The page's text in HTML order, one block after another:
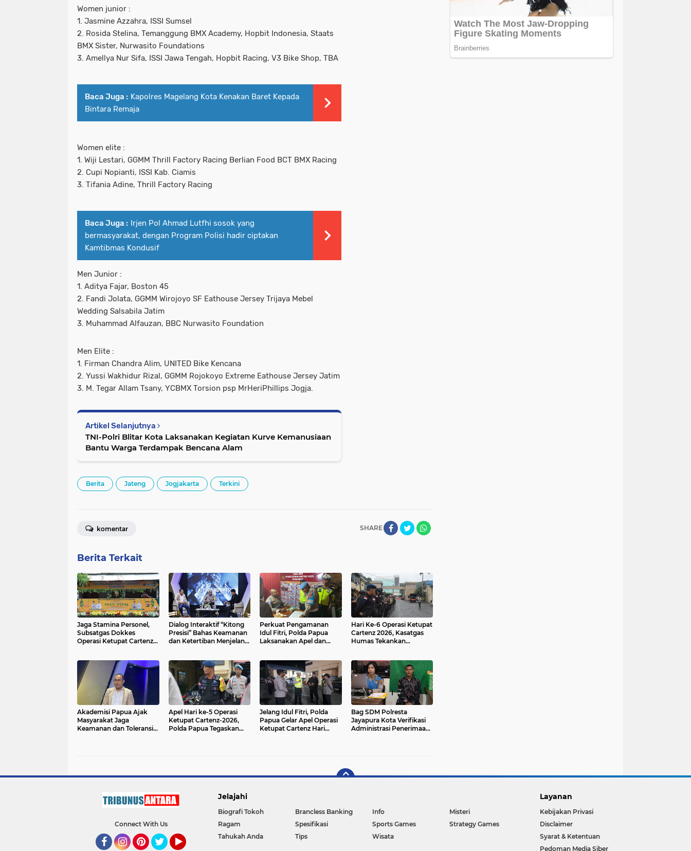
Women junior :
1. Jasmine Azzahra, ISSI Sumsel
2. Rosida Stelina, Temanggung BMX Academy, Hopbit Indonesia, Staats
BMX Sister, Nurwasito Foundations
3. Amellya Nur Sifa, ISSI Jawa Tengah, Hopbit Racing, V3 Bike Shop, TBA
Baca Juga : Kapolres Magelang Kota Kenakan Baret Kepada
Bintara Remaja
Women elite :
1. Wiji Lestari, GGMM Thrill Factory Racing Berlian Food BCT BMX Racing
2. Cupi Nopianti, ISSI Kab. Ciamis
3. Tifania Adine, Thrill Factory Racing
Baca Juga : Irjen Pol Ahmad Lutfhi sosok yang
bermasyarakat, dengan Program Polisi hadir ciptakan
Kamtibmas Kondusif
Men Junior :
1. Aditya Fajar, Boston 45
2. Fandi Jolata, GGMM Wirojoyo SF Eathouse Jersey Trijaya Mebel
Wedding Salsabila Jatim
3. Muhammad Alfauzan, BBC Nurwasito Foundation
Men Elite :
1. Firman Chandra Alim, UNITED Bike Kencana
2. Yussi Wakhidur Rizal, GGMM Rojokoyo Extreme Eathouse Jersey Jatim
3. M. Tegar Allam Tsany, YCBMX Torsion psp MrHeriPhillips Jogja.
Artikel Selanjutnya
TNI-Polri Blitar Kota Laksanakan Kegiatan Kurve Kemanusiaan
Bantu Warga Terdampak Bencana Alam
Berita Jateng Jogjakarta Terkini
SHARE
komentar
Berita Terkait
Jaga Stamina Personel,
Subsatgas Dokkes
Operasi Ketupat Cartenz
dan Bagikan Vitamin
Dialog Interaktif “Kitong
Presisi” Bahas Keamanan
dan Ketertiban Menjelang
Perkuat Pengamanan
Idul Fitri, Polda Papua
Laksanakan Apel dan
Hari Ke-6 Operasi Ketupat
Cartenz 2026, Kasatgas
Humas Tekankan
Akademisi Papua Ajak
Masyarakat Jaga
Keamanan dan Toleransi
Apel Hari ke-5 Operasi
Ketupat Cartenz-2026,
Polda Papua Tegaskan
Jelang Idul Fitri, Polda
Papua Gelar Apel Operasi
Ketupat Cartenz Hari
Bag SDM Polresta
Jayapura Kota Verifikasi
Administrasi Penerimaan
Connect With Us
Jelajahi
Biografi Tokoh Brancless Banking Info
Misteri
Ragam
Spesifikasi Sports Games
Strategy Games
Tahukah Anda
Tips Wisata
Layanan
Kebijakan Privasi
Disclaimer
Syarat & Ketentuan
Pedoman Media Siber